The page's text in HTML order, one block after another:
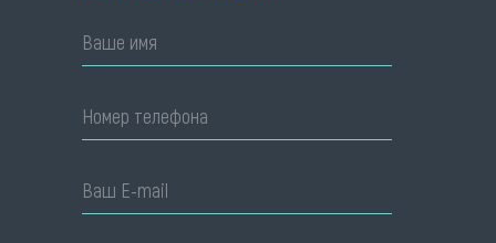
Ваше имя
Номер телефона
Ваш E-mail